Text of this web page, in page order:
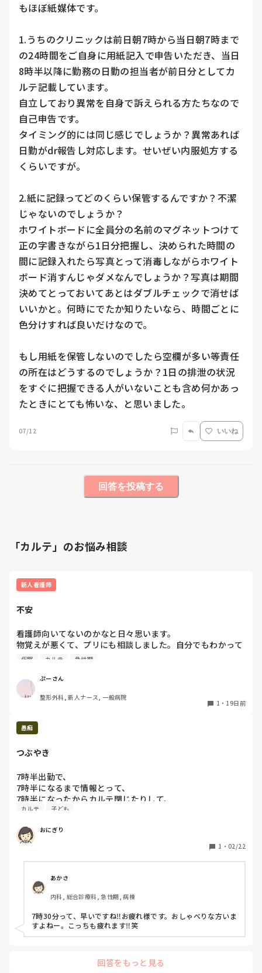
もほぼ紙媒体です。
1.うちのクリニックは前日朝7時から当日朝7時まで
の24時間をご自身に用紙記入で申告いただき、当日
8時半以降に勤務の日勤の担当者が前日分としてカ
ルテ記載しています。
自立しており異常を自身で訴えられる方たちなので
自己申告です。
タイミング的には同じ感じでしょうか？異常あれば
日勤がdr報告し対応します。せいぜい内服処方する
くらいですが。
2.紙に記録ってどのくらい保管するんですか？不潔
じゃないのでしょうか？
ホワイトボードに全員分の名前のマグネットつけて
正の字書きながら1日分把握し、決められた時間の
間に記録入れたら写真とって消毒しながらホワイト
ボード消すんじゃダメなんでしょうか？写真は期間
決めてとっておいてあとはダブルチェックで消せば
いいかと。何時にでたか知りたいなら、時間ごとに
色分けすれば良いだけなので。
もし用紙を保管しないのでしたら空欄が多い等責任
の所在はどうするのでしょうか？1日の排泄の状況
をすぐに把握できる人がいないことも含め何かあっ
たときにとても怖いな、と思いました。
07/12 いいね
回答を投稿する
「カルテ」のお悩み相談
新人看護師
不安
看護師向いてないのかなと日々思います。
物覚えが悪くて、プリにも相談しました。自分でもわかって
はいましたが、数をこなすしかないと。ですが、毎回怒られ
怒られても次に繋げればいいとか、新人だから怒られるのが
当たり前（？）とかわかってはいます。本当に。こんなに日
勤を3ヶ月頑張ってきて、だけどまだできることも少ないの
ん。うちの病院の場合、チーム制になっており、A-1・2、
B-1・2と分かれています。夜勤の場合、チーム1人ずつ計4
わるきて、その患者情報も追いつきません。この人はトイレ
本当は3ヶ月も病棟で働いてるのだから知っておくべき情報
も業務を覚えるのと、怒られないようにやらないとという焦
りから全然患者さんのことが見れません。夜勤だと、仮眠が
A-1とB-1が先に入るので、必然的に相方がいなくなる状況
チームの患者さんのことは知るはずもなく、相手ももちろん
知らないので、相手チームに聞けるはずもないので、本当に
ごめんなさい。
でも、気持ちの持ちようなどあれば教えてください。
仮眠 カルテ 急性期
ぷーさん
整形外科, 新人ナース, 一般病院
1 ・ 19日前
愚痴
つぶやき
7時半出勤で、
7時半になるまで情報とって、
7時半になったからカルテ閉じたりして、
さ！これから動き始めよう！！と思ったらさ、
た。
クソ腹立つ。は？？って、あんたの子供じゃないし！！！！
ー！！！！！！って朝からマジでイライラした！！
しかも私が入りで、
あんたが7時半やそれ以外の時間で出勤してる時、
いつまで経ってもほかの人と喋ったりして就業時間から動い
てないじゃろーが！ふざけんな！
カルテ 子ども
おにぎり
1 ・ 02/22
あかさ
内科, 総合診療科, 急性期, 病棟
7時30分って、早いですね‼︎お疲れ様です。おしゃべりな方いま
すよねー。こっちも疲れます‼︎笑
回答をもっと見る